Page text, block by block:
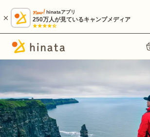
hinataアプリ
250万人が見ているキャンプメディア